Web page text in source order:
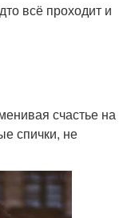
всё проходит и
счастье на
спички, не